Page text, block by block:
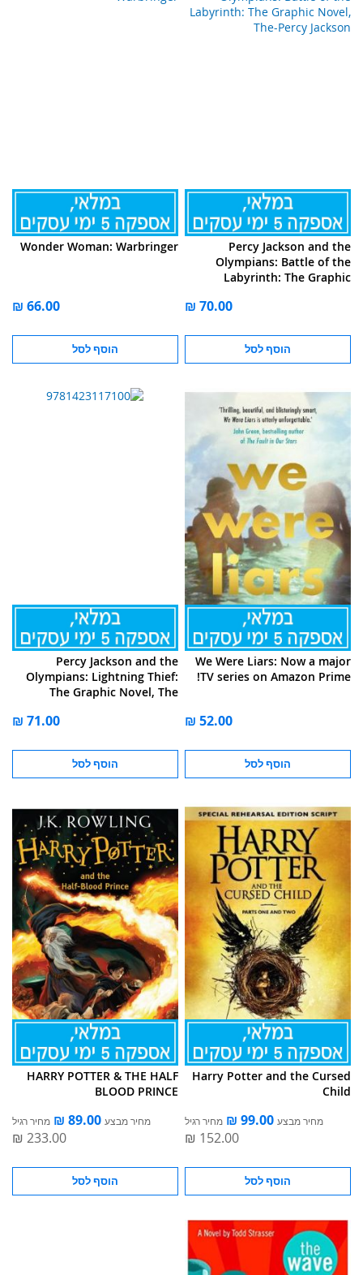
Percy Jackson and the
Olympians: Battle of the
Labyrinth: The Graphic
הוסף לסל
Wonder Woman: Warbringer
הוסף לסל
We Were Liars: Now a major
TV series on Amazon Prime!
הוסף לסל
Percy Jackson and the
Olympians: Lightning Thief:
The Graphic Novel, The
הוסף לסל
Harry Potter and the Cursed
Child
מחיר מבצע מחיר רגיל
הוסף לסל
HARRY POTTER & THE HALF
BLOOD PRINCE
מחיר מבצע מחיר רגיל
הוסף לסל